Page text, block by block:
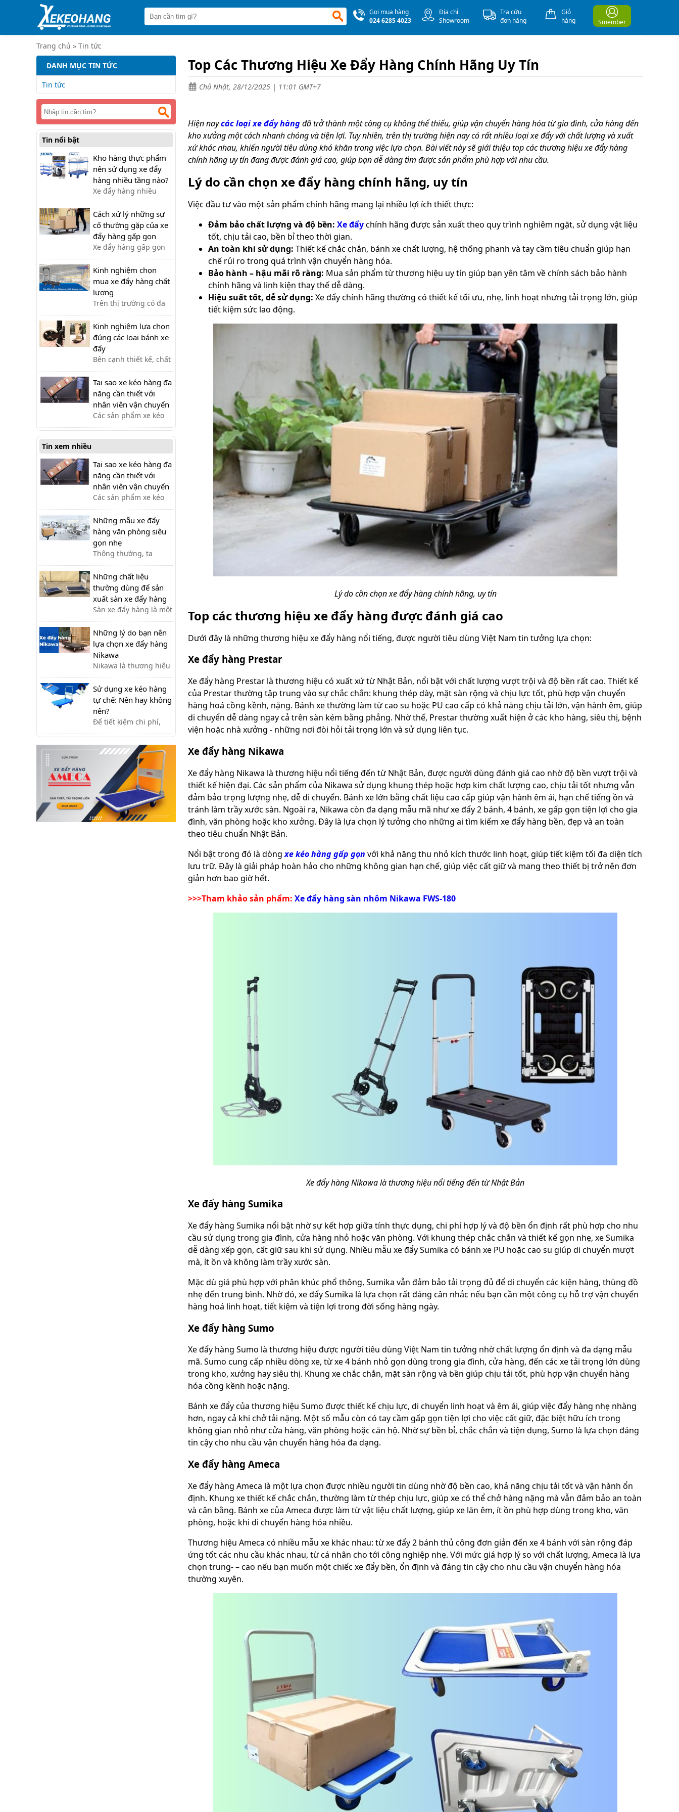
Gọi mua hàng
024 6285 4023
Địa chỉ
Showroom
Tra cứu
đơn hàng
Giỏ
hàng
Smember
Xe
Trang chủ » Tin tức
Top Các Thương Hiệu Xe Đẩy Hàng Chính Hãng Uy Tín
Chủ Nhật, 28/12/2025 | 11:01 GMT+7
Hiện naycác loại xe đẩy hàngđã trở thành một công cụ không thể thiếu, giúp vận chuyển hàng hóa từ gia đình, cửa hàng đến
kho xưởng một cách nhanh chóng và tiện lợi. Tuy nhiên, trên thị trường hiện nay có rất nhiều loại xe đẩy với chất lượng và xuất
xứ khác nhau, khiến người tiêu dùng khó khăn trong việc lựa chọn. Bài viết này sẽ giới thiệu top các thương hiệu xe đẩy hàng
chính hãng uy tín đang được đánh giá cao, giúp bạn dễ dàng tìm được sản phẩm phù hợp với nhu cầu.
Lý do cần chọn xe đẩy hàng chính hãng, uy tín
Việc đầu tư vào một sản phẩm chính hãng mang lại nhiều lợi ích thiết thực:
Đảm bảo chất lượng và độ bền: Xe đẩychính hãng được sản xuất theo quy trình nghiêm ngặt, sử dụng vật liệu
tốt, chịu tải cao, bền bỉ theo thời gian.
An toàn khi sử dụng: Thiết kế chắc chắn, bánh xe chất lượng, hệ thống phanh và tay cầm tiêu chuẩn giúp hạn
chế rủi ro trong quá trình vận chuyển hàng hóa.
Bảo hành – hậu mãi rõ ràng: Mua sản phẩm từ thương hiệu uy tín giúp bạn yên tâm về chính sách bảo hành
chính hãng và linh kiện thay thế dễ dàng.
Hiệu suất tốt, dễ sử dụng: Xe đẩy chính hãng thường có thiết kế tối ưu, nhẹ, linh hoạt nhưng tải trọng lớn, giúp
tiết kiệm sức lao động.
Lý do cần chọn xe đẩy hàng chính hãng, uy tín
Top các thương hiệu xe đẩy hàng được đánh giá cao
Dưới đây là những thương hiệu xe đẩy hàng nổi tiếng, được người tiêu dùng Việt Nam tin tưởng lựa chọn:
Xe đẩy hàng Prestar
Xe đẩy hàng Prestar là thương hiệu có xuất xứ từ Nhật Bản, nổi bật với chất lượng vượt trội và độ bền rất cao. Thiết kế
của Prestar thường tập trung vào sự chắc chắn: khung thép dày, mặt sàn rộng và chịu lực tốt, phù hợp vận chuyển
hàng hoá cồng kềnh, nặng. Bánh xe thường làm từ cao su hoặc PU cao cấp có khả năng chịu tải lớn, vận hành êm, giúp
di chuyển dễ dàng ngay cả trên sàn kém bằng phẳng. Nhờ thế, Prestar thường xuất hiện ở các kho hàng, siêu thị, bệnh
viện hoặc nhà xưởng - những nơi đòi hỏi tải trọng lớn và sử dụng liên tục.
Xe đẩy hàng Nikawa
Xe đẩy hàng Nikawa là thương hiệu nổi tiếng đến từ Nhật Bản, được người dùng đánh giá cao nhờ độ bền vượt trội và
thiết kế hiện đại. Các sản phẩm của Nikawa sử dụng khung thép hoặc hợp kim chất lượng cao, chịu tải tốt nhưng vẫn
đảm bảo trọng lượng nhẹ, dễ di chuyển. Bánh xe lớn bằng chất liệu cao cấp giúp vận hành êm ái, hạn chế tiếng ồn và
tránh làm trầy xước sàn. Ngoài ra, Nikawa còn đa dạng mẫu mã như xe đẩy 2 bánh, 4 bánh, xe gấp gọn tiện lợi cho gia
đình, văn phòng hoặc kho xưởng. Đây là lựa chọn lý tưởng cho những ai tìm kiếm xe đẩy hàng bền, đẹp và an toàn
theo tiêu chuẩn Nhật Bản.
Nổi bật trong đó là dòngxe kéo hàng gấp gọn với khả năng thu nhỏ kích thước linh hoạt, giúp tiết kiệm tối đa diện tích
lưu trữ. Đây là giải pháp hoàn hảo cho những không gian hạn chế, giúp việc cất giữ và mang theo thiết bị trở nên đơn
giản hơn bao giờ hết.
>>>Tham khảo sản phẩm: Xe đẩy hàng sàn nhôm Nikawa FWS-180
Xe đẩy hàng Nikawa là thương hiệu nổi tiếng đến từ Nhật Bản
Xe đẩy hàng Sumika
Xe đẩy hàng Sumika nổi bật nhờ sự kết hợp giữa tính thực dụng, chi phí hợp lý và độ bền ổn định rất phù hợp cho nhu
cầu sử dụng trong gia đình, cửa hàng nhỏ hoặc văn phòng. Với khung thép chắc chắn và thiết kế gọn nhẹ, xe Sumika
dễ dàng xếp gọn, cất giữ sau khi sử dụng. Nhiều mẫu xe đẩy Sumika có bánh xe PU hoặc cao su giúp di chuyển mượt
mà, ít ồn và không làm trầy xước sàn.
Mặc dù giá phù hợp với phân khúc phổ thông, Sumika vẫn đảm bảo tải trọng đủ để di chuyển các kiện hàng, thùng đồ
nhẹ đến trung bình. Nhờ đó, xe đẩy Sumika là lựa chọn rất đáng cân nhắc nếu bạn cần một công cụ hỗ trợ vận chuyển
hàng hoá linh hoạt, tiết kiệm và tiện lợi trong đời sống hàng ngày.
Xe đẩy hàng Sumo
Xe đẩy hàng Sumo là thương hiệu được người tiêu dùng Việt Nam tin tưởng nhờ chất lượng ổn định và đa dạng mẫu
mã. Sumo cung cấp nhiều dòng xe, từ xe 4 bánh nhỏ gọn dùng trong gia đình, cửa hàng, đến các xe tải trọng lớn dùng
trong kho, xưởng hay siêu thị. Khung xe chắc chắn, mặt sàn rộng và bền giúp chịu tải tốt, phù hợp vận chuyển hàng
hóa cồng kềnh hoặc nặng.
Bánh xe đẩy của thương hiệu Sumo được thiết kế chịu lực, di chuyển linh hoạt và êm ái, giúp việc đẩy hàng nhẹ nhàng
hơn, ngay cả khi chở tải nặng. Một số mẫu còn có tay cầm gấp gọn tiện lợi cho việc cất giữ, đặc biệt hữu ích trong
không gian nhỏ như cửa hàng, văn phòng hoặc căn hộ. Nhờ sự bền bỉ, chắc chắn và tiện dụng, Sumo là lựa chọn đáng
tin cậy cho nhu cầu vận chuyển hàng hóa đa dạng.
Xe đẩy hàng Ameca
Xe đẩy hàng Ameca là một lựa chọn được nhiều người tin dùng nhờ độ bền cao, khả năng chịu tải tốt và vận hành ổn
định. Khung xe thiết kế chắc chắn, thường làm từ thép chịu lực, giúp xe có thể chở hàng nặng mà vẫn đảm bảo an toàn
và cân bằng. Bánh xe của Ameca được làm từ vật liệu chất lượng, giúp xe lăn êm, ít ồn phù hợp dùng trong kho, văn
phòng, hoặc khi di chuyển hàng hóa nhiều.
Thương hiệu Ameca có nhiều mẫu xe khác nhau: từ xe đẩy 2 bánh thủ công đơn giản đến xe 4 bánh với sàn rộng đáp
ứng tốt các nhu cầu khác nhau, từ cá nhân cho tới công nghiệp nhẹ. Với mức giá hợp lý so với chất lượng, Ameca là lựa
chọn trung‑ – cao nếu bạn muốn một chiếc xe đẩy bền, ổn định và đáng tin cậy cho nhu cầu vận chuyển hàng hóa
thường xuyên.
DANH MỤC TIN TỨC
Tin tức
Tin nổi bật
Kho hàng thực phẩm
nên sử dụng xe đẩy
hàng nhiều tầng nào?
Xe đẩy hàng nhiều
tầng là trợ thủ đắc lực
tại các kho hàng thực
phẩm để vận chuyển
hàng hóa. Dưới đây là
một số dòng xe đẩy
được ưa chuộng trên
thị trường.
Cách xử lý những sự
cố thường gặp của xe
đẩy hàng gấp gọn
Xe đẩy hàng gấp gọn
là một vật dụng không
thể thiếu trong việc
vận chuyển hàng hóa.
Sau một thời gian, xe
có thể gặp phải một số
lỗi. Cùng tìm hiểu
trong bài viết sau
Kinh nghiệm chọn
mua xe đẩy hàng chất
lượng
Trên thị trường có đa
dạng các loại xe đẩy.
Nhiều người muốn
mua xe đẩy hàng
nhưng băn khoăn
không biết nên lựa
chọn xe đẩy hàng chất
lượng như thế nào?
Kinh nghiệm lựa chọn
đúng các loại bánh xe
đẩy
Bên cạnh thiết kế, chất
liệu, mặt sàn, một
chiếc xe đẩy hàng tốt
cần có phần bánh xe
thích hợp. Vậy làm thế
nào để chọn được các
loại bánh xe phù hợp?
Tại sao xe kéo hàng đa
năng cần thiết với
nhân viên vận chuyển
Các sản phẩm xe kéo
hàng đa năng ra đời
đã hỗ trợ tối đa cho
công của nhân viên
vận chuyển, giúp tiết
kiệm thời gian và sức
lực.
Tin xem nhiều
Tại sao xe kéo hàng đa
năng cần thiết với
nhân viên vận chuyển
Các sản phẩm xe kéo
hàng đa năng ra đời
đã hỗ trợ tối đa cho
việc vận chuyển thủ
công của nhân viên
vận chuyển, giúp tiết
kiệm thời gian và sức
lực.
Những mẫu xe đẩy
hàng văn phòng siêu
gọn nhẹ
Thông thường, ta
thường bắt gặp xe đẩy
hàng tại nhà kho, khu
công nghiệp, siêu thị,…
với lượng hàng hóa
cần di chuyển lớn. Tuy
nhiên, xe đẩy hàng
cũng có thể được sử
dụng tạo văn phòng
cho nhiều công việc
khác nhau như: chở tài
liệu, chở bình n...
Những chất liệu
thường dùng để sản
xuất sàn xe đẩy hàng
Sàn xe đẩy hàng là một
bộ phận quan trọng,
quyết định đến chất
lượng của xe đẩy. Lựa
chọn chất liệu phù hợp
giúp bạn có được chiếc
xe đẩy hàng ưng ý.
Những lý do bạn nên
lựa chọn xe đẩy hàng
Nikawa
Nikawa là thương hiệu
xe đẩy hàng đầu, được
khách hàng ưa thích.
Với sự tiện lợi, bền
đẹp, xe đẩy hàng
Nikawa chưa bao giờ
khiến khách hàng thất
vọng.
Sử dụng xe kéo hàng
tự chế: Nên hay không
nên?
Để tiết kiệm chi phí,
không ít người đã tự
chế tạo xe kéo hàng.
Tuy nhiên xe kéo hàng
tự chế có ưu nhược
điểm gì, có nên dùng
hay không?